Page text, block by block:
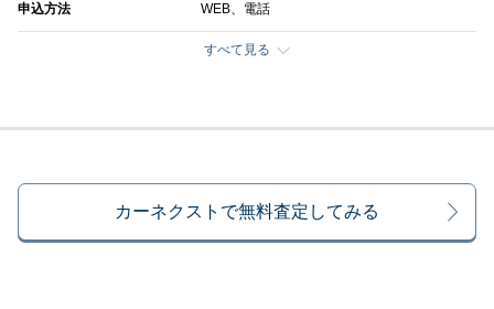
申込方法 WEB、電話
すべて見る
カーネクストで無料査定してみる